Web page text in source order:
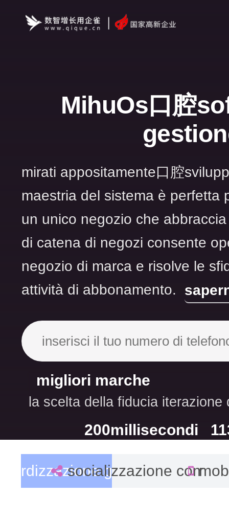
MihuOs口腔
mirati appositamente口腔
maestria del sistema è perfetta
un unico negozio che
di catena di negozi consente
negozio di marca e risolve le
attività di abbonamento.
migliori marche
la scelta della fiducia iterazione
200millisecondi
risposta media
gestionale
socializzazione